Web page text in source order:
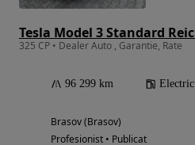
325 CP • Dealer Auto , Garantie, Rate
96 299 km Electric
Brasov (Brasov)
Profesionist • Publicat